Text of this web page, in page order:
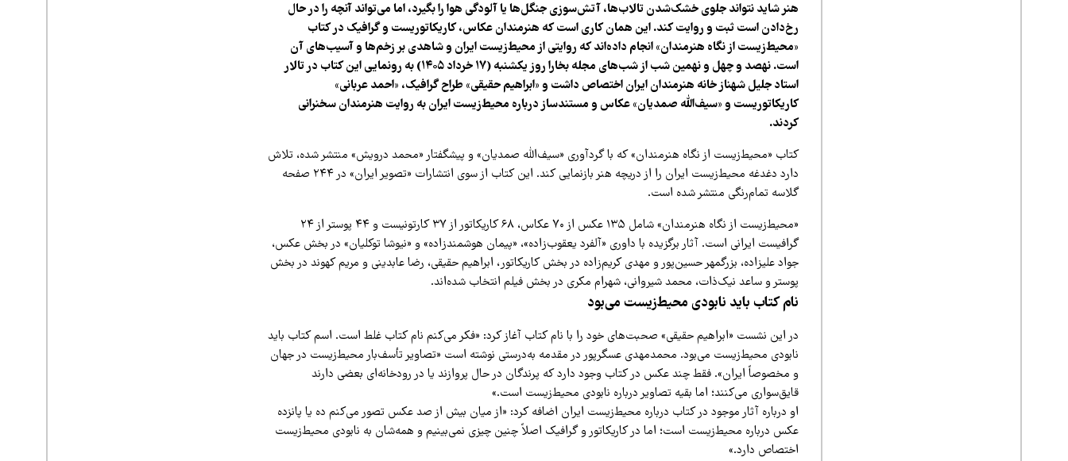
هنر شاید نتواند جلوی خشک‌شدن تالاب‌ها، آتش‌سوزی جنگل‌ها یا آلودگی هوا را بگیرد، اما می‌تواند آنچه را در حال
رخ‌دادن است ثبت و روایت کند. این همان کاری است که هنرمندان عکاس، کاریکاتوریست و گرافیک در کتاب
«محیط‌زیست از نگاه هنرمندان» انجام داده‌اند که روایتی از محیط‌زیست ایران و شاهدی بر زخم‌ها و آسیب‌های آن
است. نهصد و چهل و نهمین شب از شب‌های مجله بخارا روز یکشنبه (۱۷ خرداد ۱۴۰۵) به رونمایی این کتاب در تالار
استاد جلیل شهناز خانه هنرمندان ایران اختصاص داشت و «ابراهیم حقیقی» طراح گرافیک، «احمد عربانی»
کاریکاتوریست و «سیف‌الله صمدیان» عکاس و مستندساز درباره محیط‌زیست ایران به روایت هنرمندان سخنرانی
کردند.
کتاب «محیط‌زیست از نگاه هنرمندان» که با گردآوری «سیف‌الله صمدیان» و پیشگفتار «محمد درویش» منتشر شده، تلاش
دارد دغدغه محیط‌زیست ایران را از دریچه هنر بازنمایی کند. این کتاب از سوی انتشارات «تصویر ایران» در ۲۴۴ صفحه
گلاسه تمام‌رنگی منتشر شده است.
«محیط‌زیست از نگاه هنرمندان» شامل ۱۳۵ عکس از ۷۰ عکاس، ۶۸ کاریکاتور از ۳۷ کارتونیست و ۴۴ پوستر از ۲۴
گرافیست ایرانی است. آثار برگزیده با داوری «آلفرد یعقوب‌زاده»، «پیمان هوشمندزاده» و «نیوشا توکلیان» در بخش عکس،
جواد علیزاده، بزرگمهر حسین‌پور و مهدی کریم‌زاده در بخش کاریکاتور، ابراهیم حقیقی، رضا عابدینی و مریم کهوند در بخش
پوستر و ساعد نیک‌ذات، محمد شیروانی، شهرام مکری در بخش فیلم انتخاب شده‌اند.
نام کتاب باید نابودی محیط‌زیست می‌بود
در این نشست «ابراهیم حقیقی» صحبت‌های خود را با نام کتاب آغاز کرد: «فکر می‌کنم نام کتاب غلط است. اسم کتاب باید
نابودی محیط‌زیست می‌بود. محمدمهدی عسگرپور در مقدمه به‌درستی نوشته است «تصاویر تأسف‌بار محیط‌زیست در جهان
و مخصوصاً ایران». فقط چند عکس در کتاب وجود دارد که پرندگان در حال پروازند یا در رودخانه‌ای بعضی دارند
قایق‌سواری می‌کنند؛ اما بقیه تصاویر درباره نابودی محیط‌زیست است.»
او درباره آثار موجود در کتاب درباره محیط‌زیست ایران اضافه کرد: «از میان بیش از صد عکس تصور می‌کنم ده یا پانزده
عکس درباره محیط‌زیست است؛ اما در کاریکاتور و گرافیک اصلاً چنین چیزی نمی‌بینیم و همه‌شان به نابودی محیط‌زیست
اختصاص دارد.»